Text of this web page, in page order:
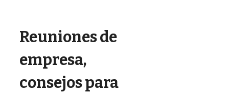
Reuniones de
empresa,
consejos para